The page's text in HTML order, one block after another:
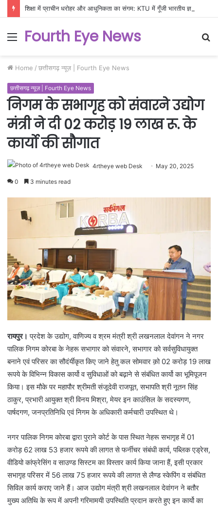
Menu
Fourth Eye News
Home / छत्तीसगढ़ न्यूज़ | Fourth Eye News
छत्तीसगढ़ न्यूज़ | Fourth Eye News
निगम के सभागृह को संवारने उद्योग
मंत्री ने दी 02 करोड़ 19 लाख रू. के
कार्यो की सौगात
4rtheye web Desk May 20, 2025
0 3 minutes read
रायपुर। प्रदेश के उद्योग, वाणिज्य व श्रम मंत्री श्री लखनलाल देवांगन ने नगर
पालिक निगम कोरबा के नेहरू सभागार को संवारने, सभागार को सर्वसुविधायुक्त
बनाने एवं परिसर का सौदंर्यीकृत किए जाने हेतु कल सोमवार क़ो 02 करोड़ 19 लाख
रूपये के विभिन्न विकास कार्यो व सुविधाओं को बढ़ाने से संबंधित कार्यो का भूमिपूजन
किया। इस मौके पर महापौर श्रीमती संजूदेवी राजपूत, सभापति श्री नूतन सिंह
ठाकुर, प्रभारी आयुक्त श्री विनय मिश्रा, मेयर इन काउंसिल के सदस्यगण,
पार्षदगण, जनप्रतिनिधि एवं निगम के अधिकारी कर्मचारी उपस्थित थे।
नगर पालिक निगम कोरबा द्वारा पुराने कोर्ट के पास स्थित नेहरू सभागृह में 01
करोड़ 62 लाख 53 हजार रूपये की लागत से फर्नीचर संबंधी कार्य, पब्लिक एड्रेस,
वीडियो कांफ्रेसिंग व साउण्ड सिस्टम का विस्तार कार्य किया जाना हैं, इसी प्रकार
सभागृह परिसर में 56 लाख 75 हजार रूपये की लागत से लैण्ड स्केपिंग व संबंधित
सिविल कार्य कराए जाने हैं। आज उद्योग मंत्री श्री लखनलाल देवांगन ने बतौर
मुख्य अतिथि के रूप में अपनी गरिमामयी उपस्थिति प्रदान करते हुए इन कार्यो का